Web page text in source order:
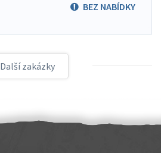
BEZ NABÍDKY
Další zakázky